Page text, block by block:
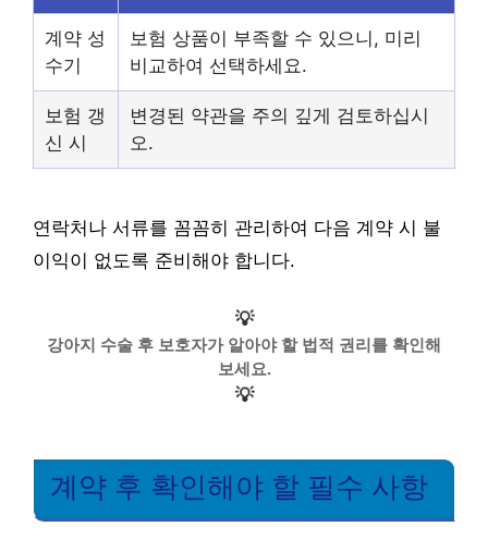
계약 성
수기
보험 상품이 부족할 수 있으니, 미리
비교하여 선택하세요.
보험 갱
신 시
변경된 약관을 주의 깊게 검토하십시
오.
연락처나 서류를 꼼꼼히 관리하여 다음 계약 시 불
이익이 없도록 준비해야 합니다.
💡
강아지 수술 후 보호자가 알아야 할 법적 권리를 확인해
보세요.
💡
계약 후 확인해야 할 필수 사항